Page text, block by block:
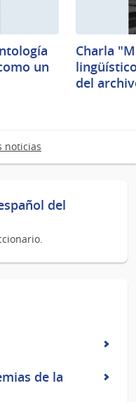
un
Charla
del
noticias
del
de la